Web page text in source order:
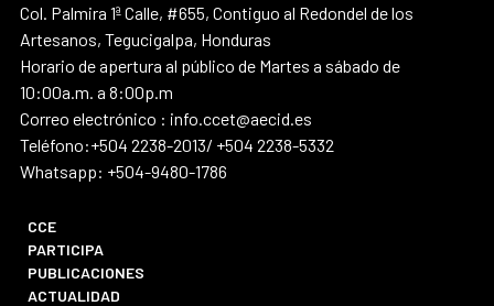
Col. Palmira 1ª Calle, #655, Contiguo al Redondel de los
Artesanos, Tegucigalpa, Honduras
Horario de apertura al público de Martes a sábado de
10:00a.m. a 8:00p.m
Correo electrónico : info.ccet@aecid.es
Teléfono:+504 2238-2013/ +504 2238-5332
Whatsapp: +504-9480-1786
CCE
PARTICIPA
PUBLICACIONES
ACTUALIDAD